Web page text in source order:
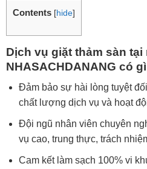
Contents [hide]
Dịch vụ giặt thảm sàn tại
NHASACHDANANG có
Đảm bảo sự hài lòng tuyệt
chất lượng dịch vụ và hoạt
Đội ngũ nhân viên chuyên
vụ cao, trung thực, trách
Cam kết làm sạch 100% vi